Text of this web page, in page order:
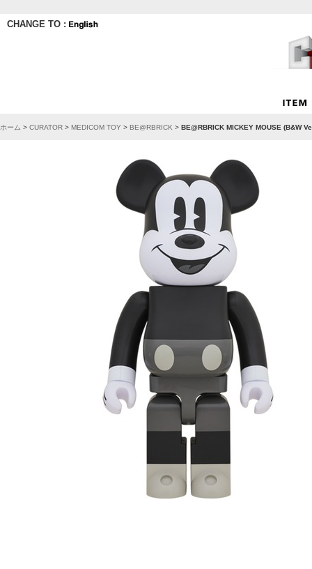
CHANGE TO :
ホーム > CURATOR > MEDICOM TOY > BE@RBRICK > BE@RBRICK MICKEY MOUSE (B&W